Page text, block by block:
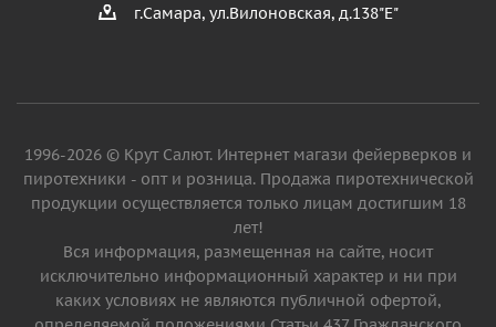
г.Самара, ул.Вилоновская, д.138"Е"
1996-2026 © Крут Салют. Интернет магази фейерверков и
пиротехники - опт и розница. Продажа пиротехнической
продукции осуществляется только лицам достигшим 18
лет!
Вся информация, размещенная на сайте, носит
исключительно информационный характер и ни при
каких условиях не являются публичной офертой,